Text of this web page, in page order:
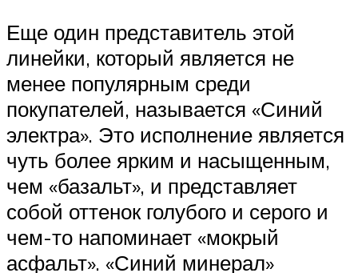
Еще один представитель этой
линейки, который является не
менее популярным среди
покупателей, называется «Синий
электра». Это исполнение является
чуть более ярким и насыщенным,
чем «базальт», и представляет
собой оттенок голубого и серого и
чем-то напоминает «мокрый
асфальт». «Синий минерал»